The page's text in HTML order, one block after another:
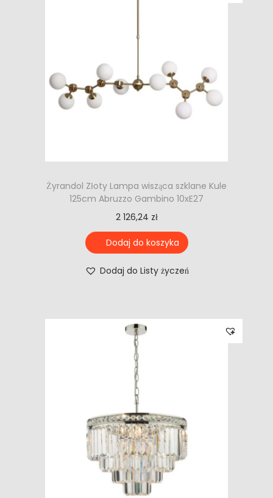
Żyrandol Złoty Lampa wisząca szklane Kule
125cm Abruzzo Gambino 10xE27
2 126,24 zł
Dodaj do koszyka
Dodaj do Listy życzeń